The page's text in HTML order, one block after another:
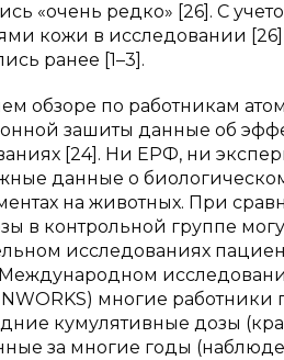
«очень редко» [26]. С
кожи в исследовании
ранее [1–3].
обзоре по работникам
зашиты данные об
[24]. Ни ЕРФ, ни
данные о
на животных. При
в контрольной группе
исследованиях
многие работники
кумулятивные дозы
за многие годы